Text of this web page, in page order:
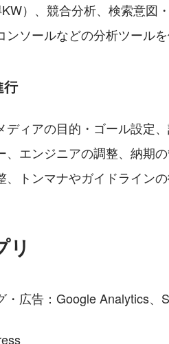
）、競合分析、検索意図
ンソールなどの分析ツール
行
ディアの目的・ゴール設定
、エンジニアの調整、納期
、トンマナやガイドライン
リ
・広告：Google Analytics